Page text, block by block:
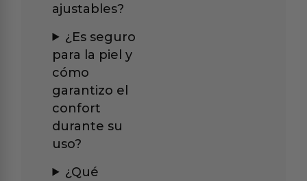
ajustables?
¿Es seguro
para la piel y
cómo
garantizo el
confort
durante su
uso?
¿Qué